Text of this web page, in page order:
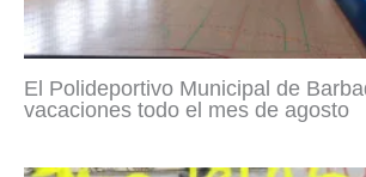
El Polideportivo Municipal de
vacaciones todo el mes de agosto